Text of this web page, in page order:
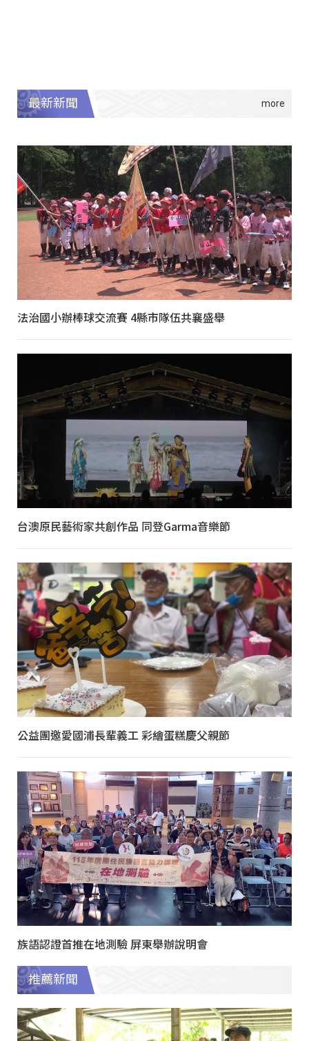
最新新聞
法治國小辦棒球交流賽 4縣市隊伍共襄盛舉
台澳原民藝術家共創作品 同登Garma音樂節
公益團邀愛國浦長輩義工 彩繪蛋糕慶父親節
族語認證首推在地測驗 屏東舉辦說明會
推薦新聞